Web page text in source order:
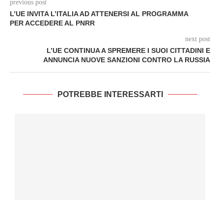
previous post
L’UE INVITA L’ITALIA AD ATTENERSI AL PROGRAMMA
PER ACCEDERE AL PNRR
next post
L’UE CONTINUA A SPREMERE I SUOI CITTADINI E
ANNUNCIA NUOVE SANZIONI CONTRO LA RUSSIA
POTREBBE INTERESSARTI